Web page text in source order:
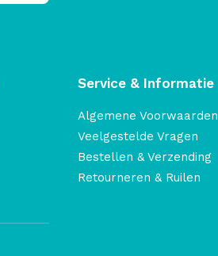
Service & Informatie
Algemene Voorwaarden
Veelgestelde Vragen
Bestellen & Verzending
Retourneren & Ruilen